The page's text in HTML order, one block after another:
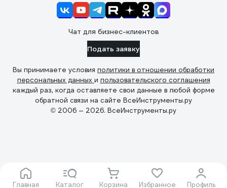
Главная Каталог Корзина Избранное Профиль
Чат для бизнес-клиентов
Подать заявку
Вы принимаете условия политики в отношении обработки
персональных данных и пользовательского соглашения
каждый раз, когда оставляете свои данные в любой форме
обратной связи на сайте ВсеИнструменты.ру
© 2006 — 2026. ВсеИнструменты.ру